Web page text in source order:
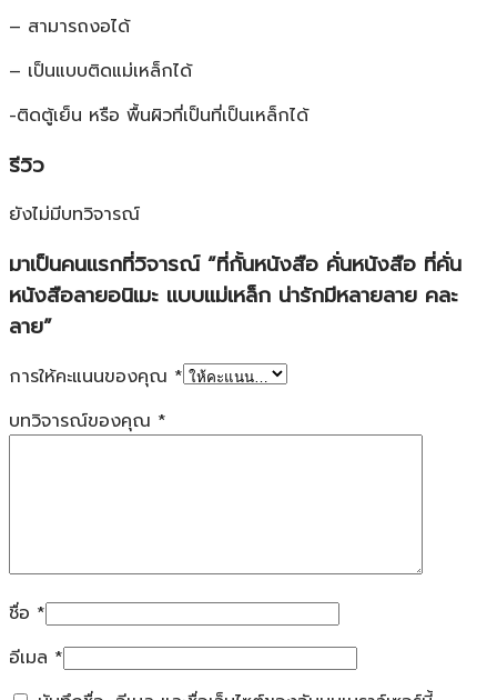
– สามารถงอได้
– เป็นแบบติดแม่เหล็กได้
-ติดตู้เย็น หรือ พื้นผิวที่เป็นที่เป็นเหล็กได้
รีวิว
ยังไม่มีบทวิจารณ์
มาเป็นคนแรกที่วิจารณ์ “ที่กั้นหนังสือ คั่นหนังสือ ที่คั่น
หนังสือลายอนิเมะ แบบแม่เหล็ก น่ารักมีหลายลาย คละ
ลาย”
การให้คะแนนของคุณ *
บทวิจารณ์ของคุณ *
ชื่อ *
อีเมล *